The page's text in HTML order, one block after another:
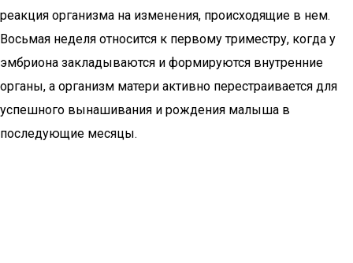
реакция организма на изменения, происходящие в нем.
Восьмая неделя относится к первому триместру, когда у
эмбриона закладываются и формируются внутренние
органы, а организм матери активно перестраивается для
успешного вынашивания и рождения малыша в
последующие месяцы.